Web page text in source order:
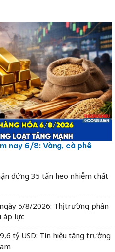
nay 6/8: Vàng, cà phê
đứng 35 tấn heo nhiễm chất
5/8/2026: Thị trường phân
áp lực
tỷ USD: Tín hiệu tăng trưởng